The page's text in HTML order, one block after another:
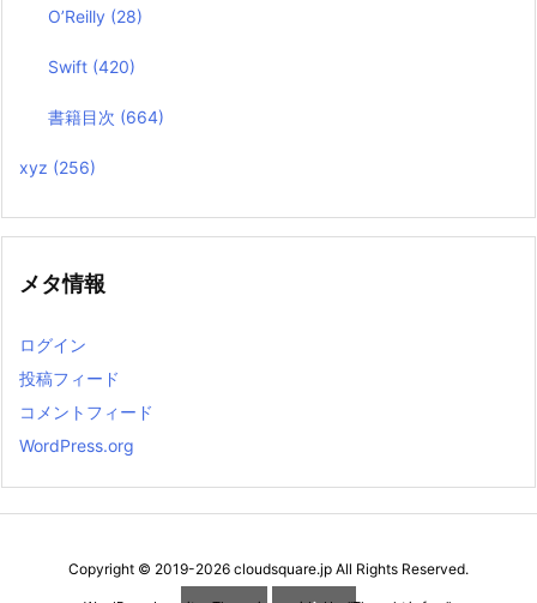
O’Reilly (28)
Swift (420)
書籍目次 (664)
xyz (256)
メタ情報
ログイン
投稿フィード
コメントフィード
WordPress.org
Copyright © 2019-2026 cloudsquare.jp All Rights Reserved.